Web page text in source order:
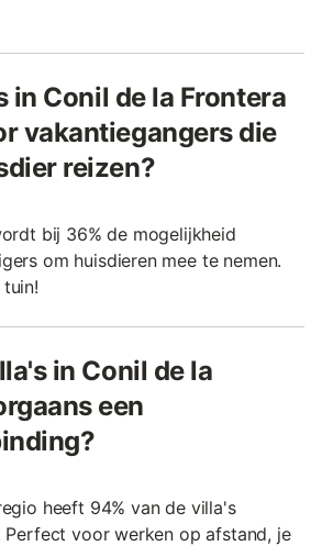
in Conil de la Frontera
vakantiegangers die
reizen?
bij 36% de mogelijkheid
om huisdieren mee te nemen.
in Conil de la
een
heeft 94% van de villa's
voor werken op afstand, je